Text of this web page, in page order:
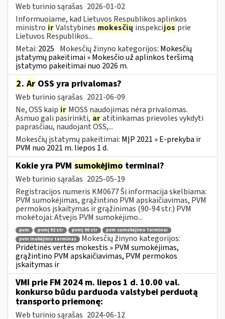
Web turinio sąrašas 2026-01-02
Informuojame, kad Lietuvos Respublikos aplinkos
ministro irValstybinės mokesčių inspekcijos prie
Lietuvos Respublikos...
Metai: 2025 Mokesčių žinyno kategorijos: Mokesčių
įstatymų pakeitimai » Mokesčio už aplinkos teršimą
įstatymo pakeitimai nuo 2026 m.
2. Ar OSS yra privalomas?
Web turinio sąrašas 2021-06-09
Ne, OSS kaip ir MOSS naudojimas nėra privalomas.
Asmuo gali pasirinkti, aratitinkamas prievoles vykdyti
paprasčiau, naudojant OSS,...
Mokesčių įstatymų pakeitimai: MĮP 2021 » E-prekyba ir
PVM nuo 2021 m. liepos 1 d.
Kokie yra PVM sumokėjimo terminai?
Web turinio sąrašas 2025-05-19
Registracijos numeris KM0677 Ši informacija skelbiama:
PVM sumokėjimas, grąžintino PVM apskaičiavimas, PVM
permokos įskaitymas ir grąžinimas (90-94 str.) PVM
mokėtojai: Atvejis PVM sumokėjimo...
pvm pvmį 92 str pvmį 90 str
pvm sumokėjimo terminai
pvm mokėjimo terminas
Mokesčių žinyno kategorijos:
Pridėtinės vertės mokestis » PVM sumokėjimas,
grąžintino PVM apskaičiavimas, PVM permokos
įskaitymas ir
VMI prie FM 2024 m. liepos 1 d. 10.00 val.
konkurso būdu parduoda valstybei perduotą
transporto priemonę:
Web turinio sąrašas 2024-06-12